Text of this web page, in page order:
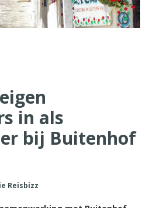
in als
bij Buitenhof
Reisbizz